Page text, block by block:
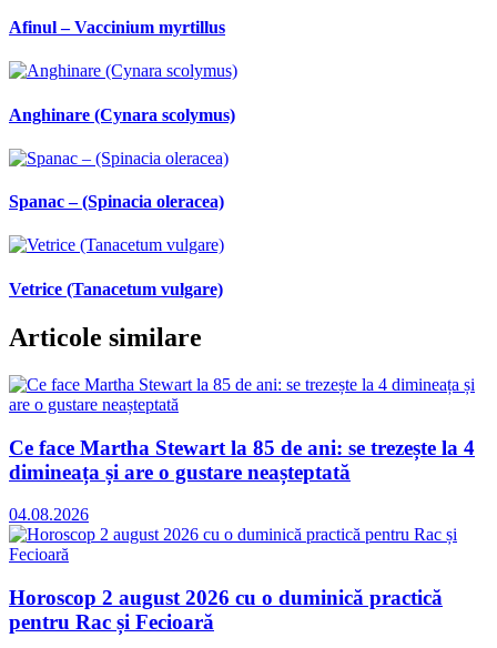
Afinul – Vaccinium myrtillus
Anghinare (Cynara scolymus)
Spanac – (Spinacia oleracea)
Vetrice (Tanacetum vulgare)
Articole similare
Ce face Martha Stewart la 85 de ani: se trezește la 4
dimineața și are o gustare neașteptată
04.08.2026
Horoscop 2 august 2026 cu o duminică practică
pentru Rac și Fecioară